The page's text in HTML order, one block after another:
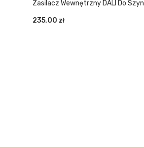
Zasilacz Wewnętrzny DALI Do Szyn
235,00 zł